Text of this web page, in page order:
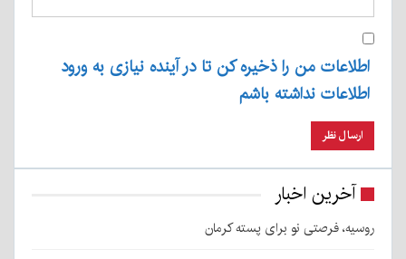
اطلاعات من را ذخیره کن تا در آینده نیازی به ورود
اطلاعات نداشته باشم
آخرین اخبار
روسیه، فرصتی نو برای پسته کرمان